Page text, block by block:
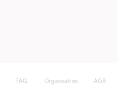
FAQ Organisation AGB